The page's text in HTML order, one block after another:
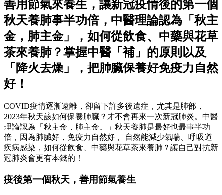
善用節氣來養生，讓新冠疫情後的第一個
秋天養肺事半功倍，中醫理論認為「秋主
金，肺主金」，如何從飲食、中藥與花草
茶來養肺？掌握中醫「補」的原則以及
「降火去燥」，把肺臟保養好免疫力自然
好！
COVID疫情逐漸遠離，卻留下許多後遺症，尤其是肺部，
2023年秋天該如何保養肺臟？才不會再來一次新冠肺炎。中醫
理論認為「秋主金，肺主金。」秋天養肺是最好也最事半功
倍，因為肺臟好，免疫力自然好， 自然能減少氣喘、呼吸道
疾病感染，如何從飲食、中藥與花草茶來養肺？讓自己對抗新
冠肺炎會更有本錢的！
疫後第一個秋天，善用節氣養生